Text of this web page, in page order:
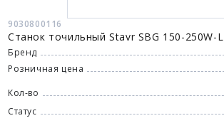
9030800116
Станок точильный Stavr SBG 150-250W-L
Бренд
Розничная цена
Кол-во
Статус